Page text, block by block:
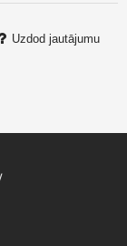
Uzdod jautājumu